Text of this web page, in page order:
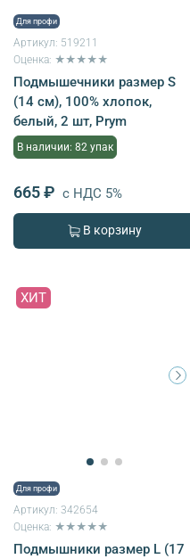
Для профи
Артикул: 519211
Оценка: ★★★★★
Подмышечники размер S
(14 см), 100% хлопок,
белый, 2 шт, Prym
В наличии: 82 упак
665 ₽ с НДС 5%
В корзину
ХИТ
Для профи
Артикул: 342654
Оценка: ★★★★★
Подмышники размер L (17